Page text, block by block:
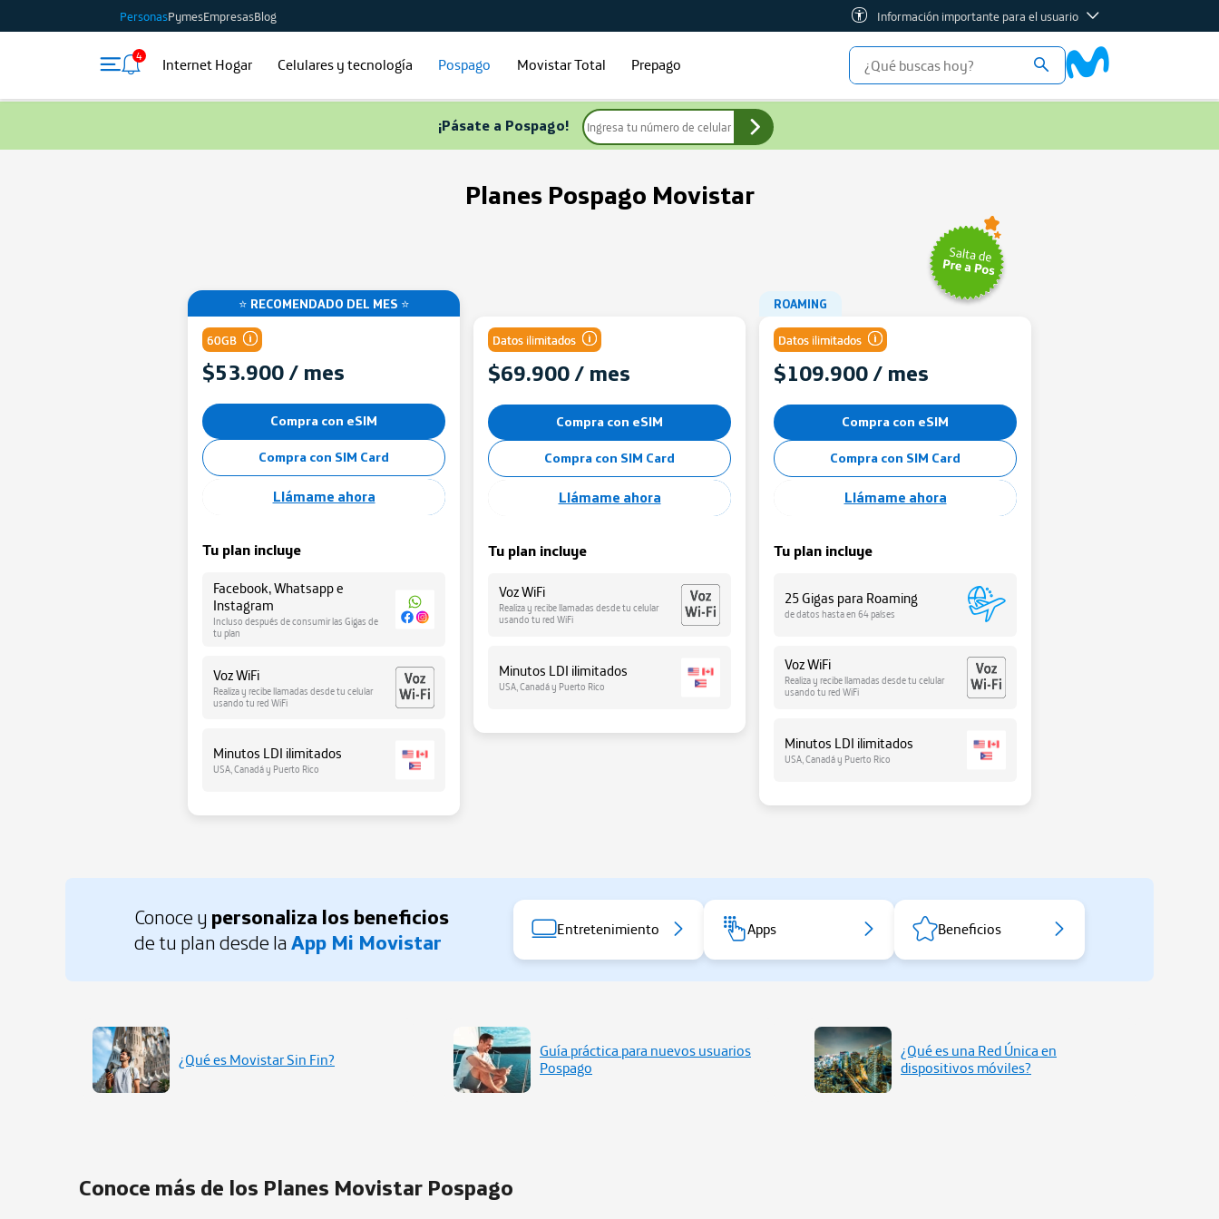
PersonasPymesEmpresasBlog Información importante para el usuario
4 Internet Hogar Celulares y tecnología Pospago Movistar Total Prepago
¡Pásate a Pospago!
Planes Pospago Movistar
⭐ RECOMENDADO DEL MES ⭐
60GB
Minutos y SMS
$53.900 / mes
Compra con eSIM
Compra con SIM Card
Llámame ahora
Tu plan incluye
Facebook, Whatsapp e
Instagram
Incluso después de consumir las Gigas de
tu plan
Voz WiFi
Realiza y recibe llamadas desde tu celular
usando tu red WiFi
Minutos LDI ilimitados
USA, Canadá y Puerto Rico
Datos ilimitados
Minutos y SMS
$69.900 / mes
Compra con eSIM
Compra con SIM Card
Llámame ahora
Tu plan incluye
Voz WiFi
Realiza y recibe llamadas desde tu celular
usando tu red WiFi
Minutos LDI ilimitados
USA, Canadá y Puerto Rico
ROAMING
Datos ilimitados
$109.900 / mes
Compra con eSIM
Compra con SIM Card
Llámame ahora
Tu plan incluye
25 Gigas para Roaming
de datos hasta en 64 países
Voz WiFi
Realiza y recibe llamadas desde tu celular
usando tu red WiFi
Minutos LDI ilimitados
USA, Canadá y Puerto Rico
Conoce y personaliza los beneficios
de tu plan desde la App Mi Movistar
Entretenimiento Apps Beneficios
¿Qué es Movistar Sin Fin?
Guía práctica para nuevos usuarios
Pospago
¿Qué es una Red Única en
dispositivos móviles?
Conoce más de los Planes Movistar Pospago